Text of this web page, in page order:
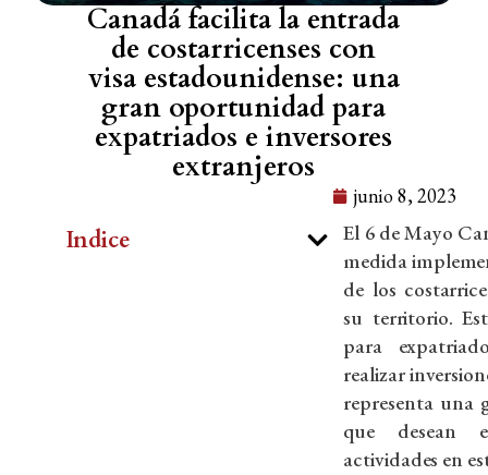
Canadá facilita la entrada
de costarricenses con
visa estadounidense: una
gran oportunidad para
expatriados e inversores
extranjeros
junio 8, 2023
Indice
El 6 de Mayo
medida
de los
su territorio.
para
realizar
representa una
que desean
actividades en